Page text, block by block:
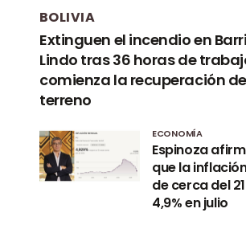
BOLIVIA
Extinguen el incendio en
Lindo tras 36 horas de
comienza la recuperación
terreno
ECONOMÍA
Espinoza
que la
de cerca del
4,9% en julio